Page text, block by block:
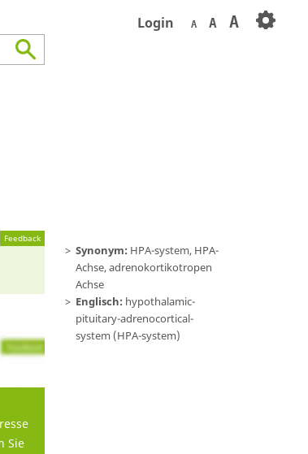
Login A A A
Synonym: HPA-system, HPA-
Achse, adrenokortikotropen
Achse
Englisch: hypothalamic-
pituitary-adrenocortical-
system (HPA-system)
Feedback
Sie